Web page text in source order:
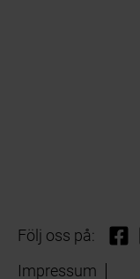
Följ oss på:
Impressum